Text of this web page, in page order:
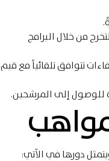
من خلال البرامج
تتوافق تلقائياً مع قيم
دورها في الآتي: